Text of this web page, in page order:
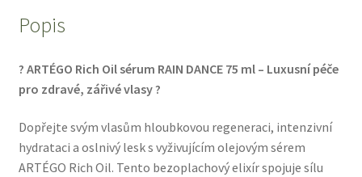
Popis
? ARTÉGO Rich Oil sérum RAIN DANCE 75 ml – Luxusní péče
pro zdravé, zářivé vlasy ?
Dopřejte svým vlasům hloubkovou regeneraci, intenzivní
hydrataci a oslnivý lesk s vyživujícím olejovým sérem
ARTÉGO Rich Oil. Tento bezoplachový elixír spojuje sílu